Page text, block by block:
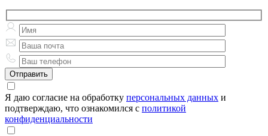
Я даю согласие на обработку персональных данных и
подтверждаю, что ознакомился с политикой
конфиденциальности